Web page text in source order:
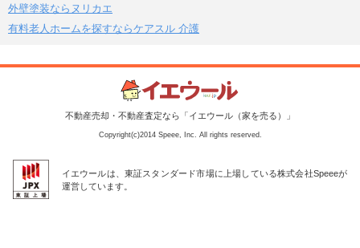
外壁塗装ならヌリカエ
有料老人ホームを探すならケアスル 介護
不動産売却・不動産査定なら「イエウール（家を売る）」
Copyright(c)2014 Speee, Inc. All rights reserved.
イエウールは、東証スタンダード市場に上場している株式会社Speeeが
運営しています。